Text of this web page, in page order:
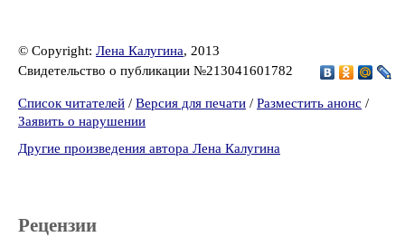
© Copyright: Лена Калугина, 2013
Свидетельство о публикации №213041601782
Список читателей / Версия для печати / Разместить анонс /
Заявить о нарушении
Другие произведения автора Лена Калугина
Рецензии